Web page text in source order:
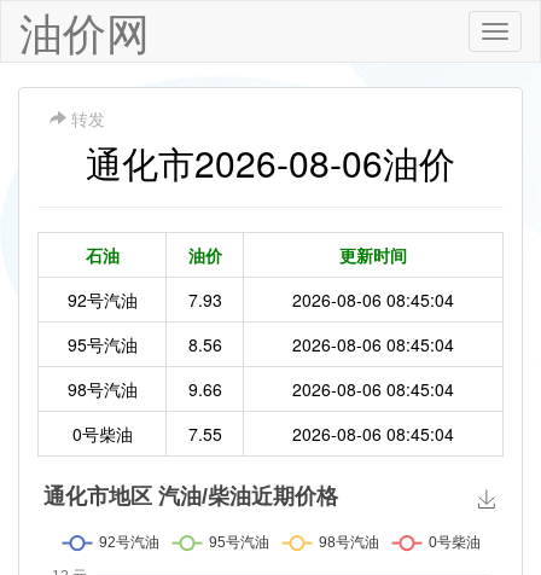
油价网
Toggle
转发
通化市2026-08-06油价
石油 油价
更新时间
92号汽油
7.93
2026-08-06 08:45:04
95号汽油
8.56
2026-08-06 08:45:04
98号汽油
9.66
2026-08-06 08:45:04
0号柴油
7.55 2026-08-06 08:45:04